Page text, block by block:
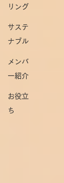
リング
サステ
ナブル
メンバ
ー紹介
お役立
ち